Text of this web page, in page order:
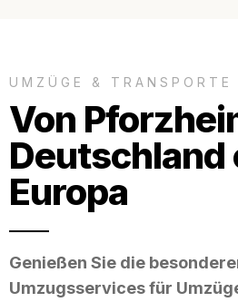
UMZÜGE & TRANSPORTE
Von
Deutschland
Europa
Genießen Sie die
Umzugsservices für